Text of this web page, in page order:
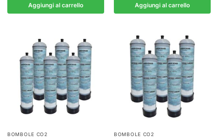
Aggiungi al carrello Aggiungi al carrello
BOMBOLE CO2 BOMBOLE CO2